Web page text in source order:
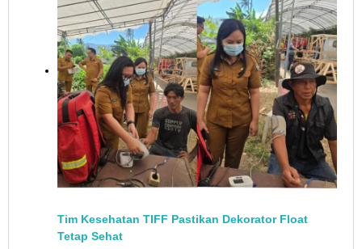
Tim Kesehatan TIFF Pastikan Dekorator Float
Tetap Sehat